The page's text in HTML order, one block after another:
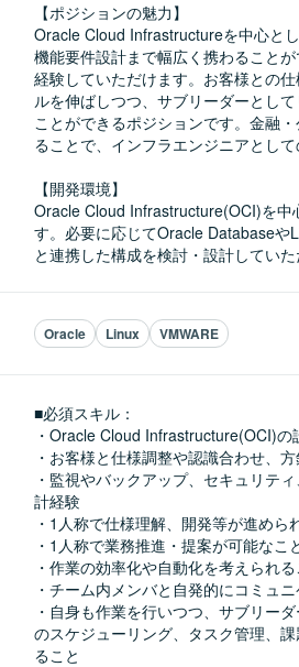
【ポジションの魅力】
Oracle Cloud Infrastructureを中心と
機能要件設計まで幅広く携わること
経験していただけます。お客様との
ルを伸ばしつつ、サブリーダーとし
ことができるポジションです。金融
ることで、インフラエンジニアとし
【開発環境】
Oracle Cloud Infrastructure(OCI)を中
す。必要に応じてOracle Database
と連携した構成を検討・設計していた
Oracle Linux VMWARE
■必須スキル：
・Oracle Cloud Infrastructure(OCI)
・お客様と仕様調整や認識合わせ、
・監視やバックアップ、セキュリテ
計経験
・1人称で仕様理解、開発等が進めら
・1人称で業務推進・提案が可能なこ
・作業の効率化や自動化を考えられる
・チーム内メンバと自発的にコミュ
・自身も作業を行いつつ、サブリー
のスケジューリング、タスク管理、
ること